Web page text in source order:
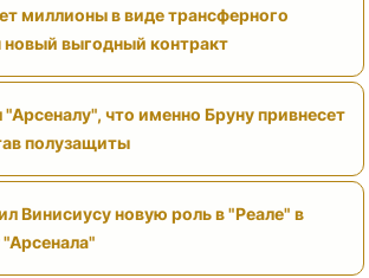
миллионы в виде трансферного
новый выгодный контракт
что именно Бруну привнесет
полузащиты
Винисиусу новую роль в "Реале" в